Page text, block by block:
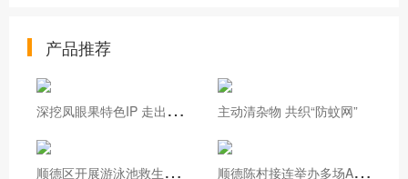
产品推荐
深
挖凤眼果特色IP 走出基层治理新路 主动清杂物 共织“防蚊网”
顺
德区开展游泳池救生员实操培训 顺
德陈村接连举办多场AI专题培训